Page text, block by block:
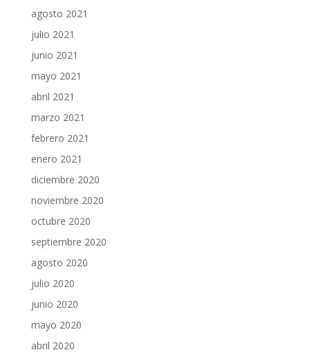
agosto 2021
julio 2021
junio 2021
mayo 2021
abril 2021
marzo 2021
febrero 2021
enero 2021
diciembre 2020
noviembre 2020
octubre 2020
septiembre 2020
agosto 2020
julio 2020
junio 2020
mayo 2020
abril 2020